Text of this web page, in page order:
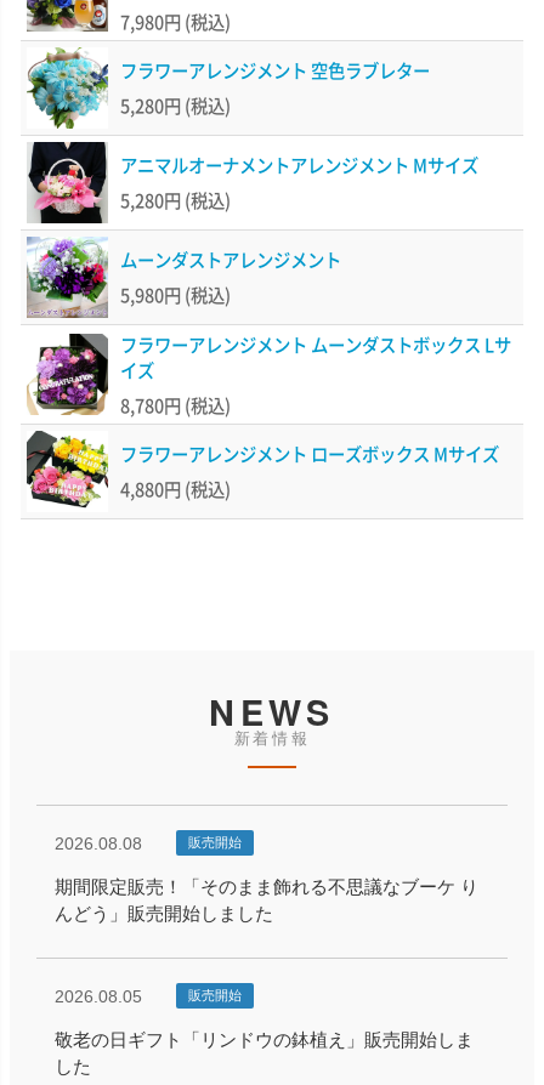
7,980円 (税込)
フラワーアレンジメント 空色ラブレター
5,280円 (税込)
アニマルオーナメントアレンジメント Mサイズ
5,280円 (税込)
ムーンダストアレンジメント
5,980円 (税込)
フラワーアレンジメント ムーンダストボックス Lサ
イズ
8,780円 (税込)
フラワーアレンジメント ローズボックス Mサイズ
4,880円 (税込)